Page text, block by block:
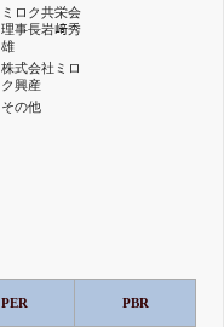
ミロク共栄会
理事長岩﨑秀
雄
株式会社ミロ
ク興産
その他
PER PBR